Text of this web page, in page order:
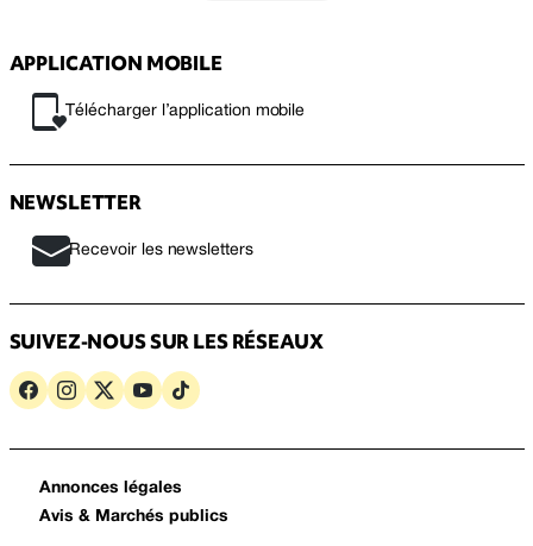
APPLICATION MOBILE
Télécharger l’application mobile
NEWSLETTER
Recevoir les newsletters
SUIVEZ-NOUS SUR LES RÉSEAUX
Annonces légales
Avis & Marchés publics